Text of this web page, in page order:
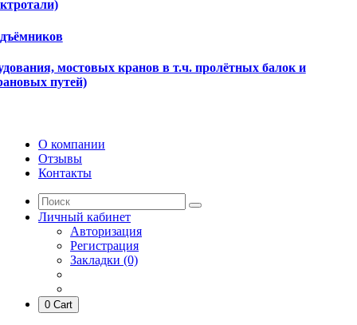
мостовых кранов в т.ч. пролётных балок и
путей)
О компании
Отзывы
Контакты
Личный кабинет
Авторизация
Регистрация
Закладки (0)
0 Cart